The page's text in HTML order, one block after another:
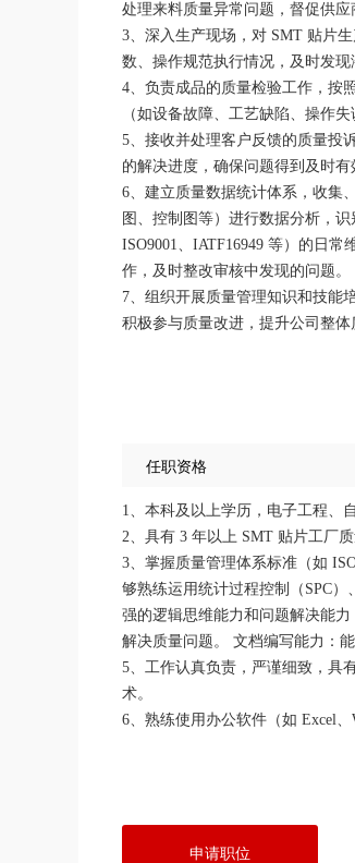
处理来料质量异常问题，督促供
3、深入生产现场，对 SMT 贴片
数、操作规范执行情况，及时发
4、负责成品的质量检验工作，按
（如设备故障、工艺缺陷、操作
5、接收并处理客户反馈的质量投
的解决进度，确保问题得到及时
6、建立质量数据统计体系，收集
图、控制图等）进行数据分析，
ISO9001、IATF16949 等）的日
作，及时整改审核中发现的问题。
7、组织开展质量管理知识和技能
积极参与质量改进，提升公司整体
任职资格
1、本科及以上学历，电子工程、
2、具有 3 年以上 SMT 贴片工厂
3、掌握质量管理体系标准（如
够熟练运用统计过程控制（SPC
强的逻辑思维能力和问题解决能
解决质量问题。 文档编写能力：
5、工作认真负责，严谨细致，具
术。
6、熟练使用办公软件（如 Excel、
申请职位